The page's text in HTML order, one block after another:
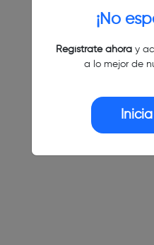
¡No
Regístrate ahoray
a lo mejor de